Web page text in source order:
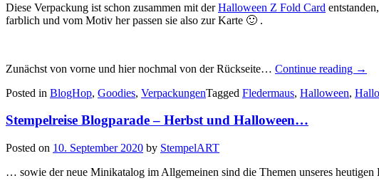
Diese Verpackung ist schon zusammen mit derHalloween Z Fold Card
farblich und vom Motiv her passen sie also zur Karte 🙂 .
Zunächst von vorne und hier nochmal von der Rückseite… Continue reading „Team
Hop:
→
Posted in BlogHop, Goodies, VerpackungenTagged Fledermaus, Halloween,
Stempelreise Blogparade – Herbst und Halloween…
Posted on 10. September 2020 by StempelART
… sowie der neue Minikatalog im Allgemeinen sind die Themen unseres heutigen